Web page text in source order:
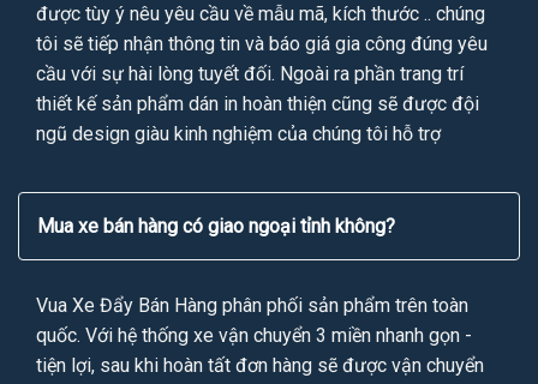
được tùy ý nêu yêu cầu về mẫu mã, kích thước .. chúng
tôi sẽ tiếp nhận thông tin và báo giá gia công đúng yêu
cầu với sự hài lòng tuyết đối. Ngoài ra phần trang trí
thiết kế sản phẩm dán in hoàn thiện cũng sẽ được đội
ngũ design giàu kinh nghiệm của chúng tôi hỗ trợ
Mua xe bán hàng có giao ngoại tỉnh không?
Vua Xe Đẩy Bán Hàng phân phối sản phẩm trên toàn
quốc. Với hệ thống xe vận chuyển 3 miền nhanh gọn -
tiện lợi, sau khi hoàn tất đơn hàng sẽ được vận chuyển